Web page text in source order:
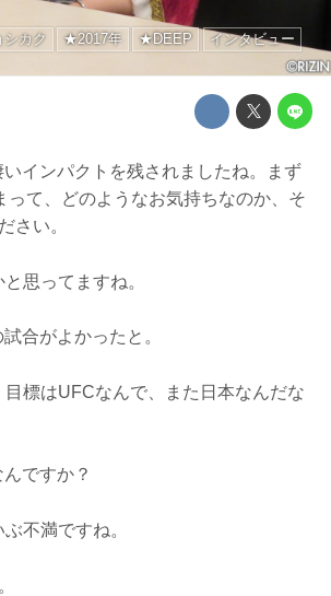
シカク ★2017年 ★DEEP インタビュー
インパクトを残されましたね。まず
って、どのようなお気持ちなのか、そ
さい。
思ってますね。
合がよかったと。
標はUFCなんで、また日本なんだな
ですか？
不満ですね。